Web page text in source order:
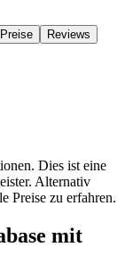
Preise Reviews
Dies ist eine
Alternativ
Preise zu erfahren.
mit